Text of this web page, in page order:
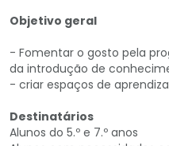
Objetivo geral
- Fomentar o gosto pela
da introdução de
- criar espaços de
Destinatários
Alunos do 5.º e 7.º anos